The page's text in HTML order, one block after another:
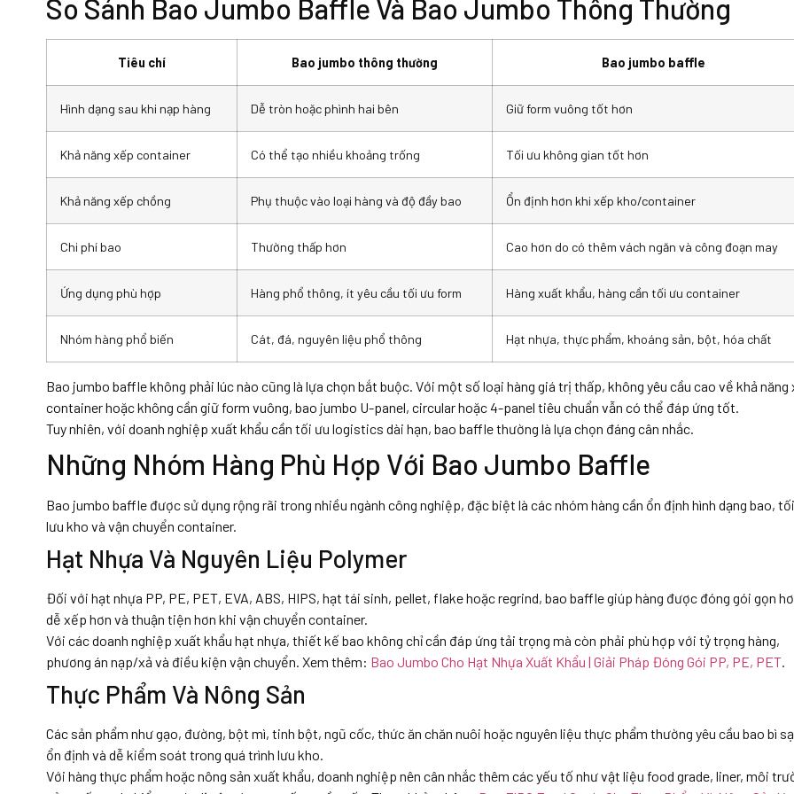
So Sánh Bao Jumbo Baffle Và Bao Jumbo Thông Thường
Tiêu chí Bao jumbo thông thường Bao jumbo baffle
Hình dạng sau khi nạp hàng Dễ tròn hoặc phình hai bên Giữ form vuông tốt hơn
Khả năng xếp container Có thể tạo nhiều khoảng trống Tối ưu không gian tốt hơn
Khả năng xếp chồng Phụ thuộc vào loại hàng và độ đầy bao Ổn định hơn khi xếp kho/container
Chi phí bao Thường thấp hơn Cao hơn do có thêm vách ngăn và công đoạn may
Ứng dụng phù hợp Hàng phổ thông, ít yêu cầu tối ưu form Hàng xuất khẩu, hàng cần tối ưu container
Nhóm hàng phổ biến Cát, đá, nguyên liệu phổ thông Hạt nhựa, thực phẩm, khoáng sản, bột, hóa chất
Bao jumbo baffle không phải lúc nào cũng là lựa chọn bắt buộc. Với một số loại hàng giá trị thấp, không yêu cầu cao về khả năng
container hoặc không cần giữ form vuông, bao jumbo U-panel, circular hoặc 4-panel tiêu chuẩn vẫn có thể đáp ứng tốt.
Tuy nhiên, với doanh nghiệp xuất khẩu cần tối ưu logistics dài hạn, bao baffle thường là lựa chọn đáng cân nhắc.
Những Nhóm Hàng Phù Hợp Với Bao Jumbo Baffle
Bao jumbo baffle được sử dụng rộng rãi trong nhiều ngành công nghiệp, đặc biệt là các nhóm hàng cần ổn định hình dạng bao,
lưu kho và vận chuyển container.
Hạt Nhựa Và Nguyên Liệu Polymer
Đối với hạt nhựa PP, PE, PET, EVA, ABS, HIPS, hạt tái sinh, pellet, flake hoặc regrind, bao baffle giúp hàng được đóng gói gọn
dễ xếp hơn và thuận tiện hơn khi vận chuyển container.
Với các doanh nghiệp xuất khẩu hạt nhựa, thiết kế bao không chỉ cần đáp ứng tải trọng mà còn phải phù hợp với tỷ trọng hàng,
phương án nạp/xả và điều kiện vận chuyển. Xem thêm: Bao Jumbo Cho Hạt Nhựa Xuất Khẩu | Giải Pháp Đóng Gói PP, PE, PET.
Thực Phẩm Và Nông Sản
Các sản phẩm như gạo, đường, bột mì, tinh bột, ngũ cốc, thức ăn chăn nuôi hoặc nguyên liệu thực phẩm thường yêu cầu bao bì
ổn định và dễ kiểm soát trong quá trình lưu kho.
Với hàng thực phẩm hoặc nông sản xuất khẩu, doanh nghiệp nên cân nhắc thêm các yếu tố như vật liệu food grade, liner, môi